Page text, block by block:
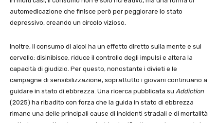
automedicazione che finisce però per peggiorare lo stato
depressivo, creando un circolo vizioso.
Inoltre, il consumo di alcol ha un effetto diretto sulla mente e sul
cervello: disinibisce, riduce il controllo degli impulsi e altera la
capacità di giudizio. Per questo, nonostante i divieti e le
campagne di sensibilizzazione, soprattutto i giovani continuano a
guidare in stato di ebbrezza. Una ricerca pubblicata su Addiction
(2025) ha ribadito con forza che la guida in stato di ebbrezza
rimane una delle principali cause di incidenti stradali e di mortalità